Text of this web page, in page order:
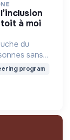
à moi
du
sans
program